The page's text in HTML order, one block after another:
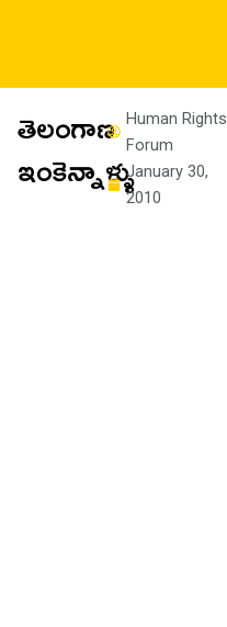
తెలంగాణ
ఇంకెన్నాళ్ళు
Human Rights
Forum
January 30,
2010